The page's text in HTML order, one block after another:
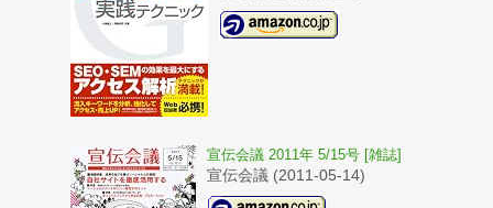
宣伝会議 2011年 5/15号 [雑誌]
宣伝会議 (2011-05-14)